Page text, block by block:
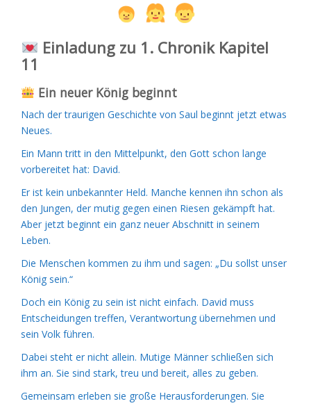
Einladung zu 1. Chronik Kapitel
11
Ein neuer König beginnt
Nach der traurigen Geschichte von Saul beginnt jetzt etwas
Neues.
Ein Mann tritt in den Mittelpunkt, den Gott schon lange
vorbereitet hat: David.
Er ist kein unbekannter Held. Manche kennen ihn schon als
den Jungen, der mutig gegen einen Riesen gekämpft hat.
Aber jetzt beginnt ein ganz neuer Abschnitt in seinem
Leben.
Die Menschen kommen zu ihm und sagen: „Du sollst unser
König sein.“
Doch ein König zu sein ist nicht einfach. David muss
Entscheidungen treffen, Verantwortung übernehmen und
sein Volk führen.
Dabei steht er nicht allein. Mutige Männer schließen sich
ihm an. Sie sind stark, treu und bereit, alles zu geben.
Gemeinsam erleben sie große Herausforderungen. Sie